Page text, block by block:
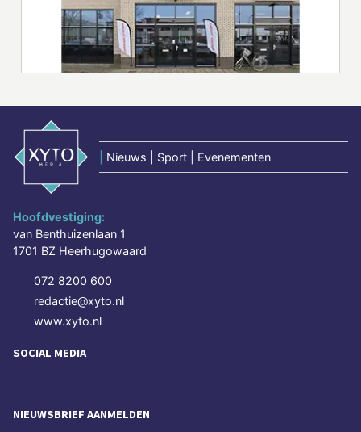
Nieuws | Sport | Evenementen
Hoofdvestiging:
van Benthuizenlaan 1
1701 BZ Heerhugowaard
072 8200 600
redactie@xyto.nl
www.xyto.nl
SOCIAL MEDIA
NIEUWSBRIEF AANMELDEN